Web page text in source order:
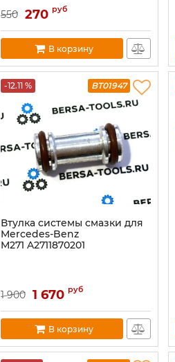
550 270 руб
В корзину
-12.11 % BT01947
Втулка системы смазки для
Mercedes-Benz
M271 A2711870201
1 900 1 670 руб
В корзину